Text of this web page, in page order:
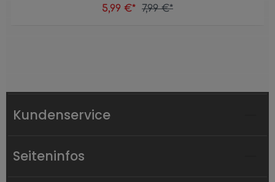
5,99 €* 7,99 €*
Kundenservice
Seiteninfos